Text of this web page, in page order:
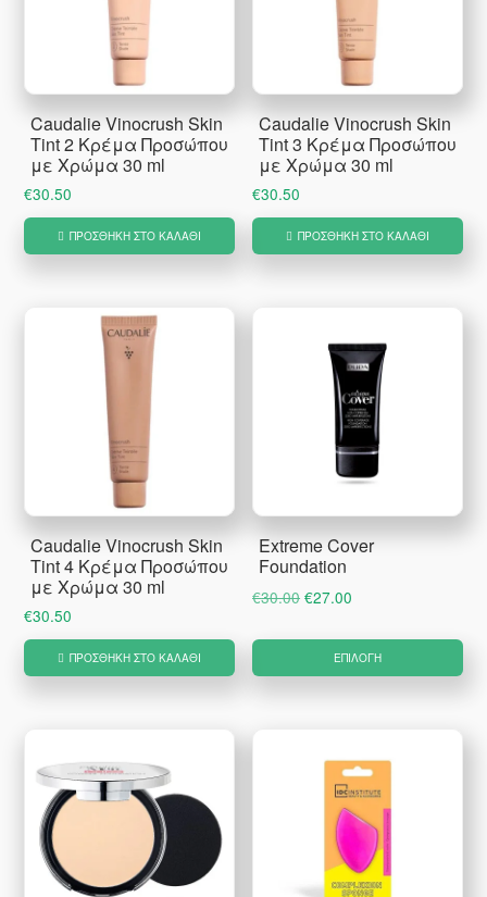
επιλεγούν
στη
σελίδα
του
προϊόντος
Caudalie Vinocrush Skin
Tint 2 Κρέμα Προσώπου
με Χρώμα 30 ml
€30.50
ΠΡΟΣΘΉΚΗ ΣΤΟ ΚΑΛΆΘΙ
Caudalie Vinocrush Skin
Tint 3 Κρέμα Προσώπου
με Χρώμα 30 ml
€30.50
ΠΡΟΣΘΉΚΗ ΣΤΟ ΚΑΛΆΘΙ
Caudalie Vinocrush Skin
Tint 4 Κρέμα Προσώπου
με Χρώμα 30 ml
€30.50
ΠΡΟΣΘΉΚΗ ΣΤΟ ΚΑΛΆΘΙ
Extreme Cover
Foundation
€30.00 Original
was:
€30.00.
€27.00
τιμή
είναι:
ΕΠΙΛΟΓΉ
το